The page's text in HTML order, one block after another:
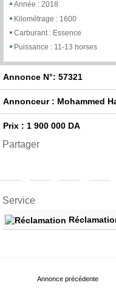
Année : 2018
Kilométrage : 1600
Carburant : Essence
Puissance : 11-13 horses
Annonce N°: 57321
Annonceur : Mohammed
Prix : 1 900 000 DA
Partager
Service
Annonce précédente